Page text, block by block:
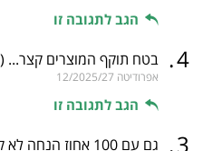
הגב לתגובה זו
4
. בטח תוקף המוצרים קצר...
אפרודיטה 12/2025/27
הגב לתגובה זו
3
.
גם עם 100 אחוז